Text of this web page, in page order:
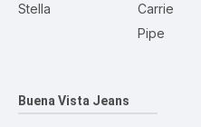
Stella
Carrie
Pipe
Buena Vista Jeans